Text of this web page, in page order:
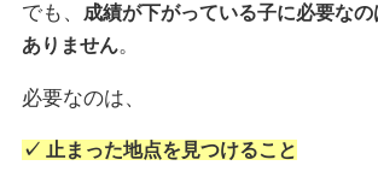
でも、
成績が下がっている子に必要な
ありません。
必要なのは、
✓ 止まった地点を見つけること